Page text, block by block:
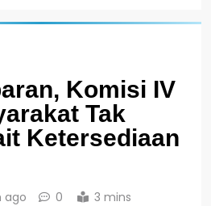
Komisi IV
Tak
Ketersediaan
ago 0 3 mins